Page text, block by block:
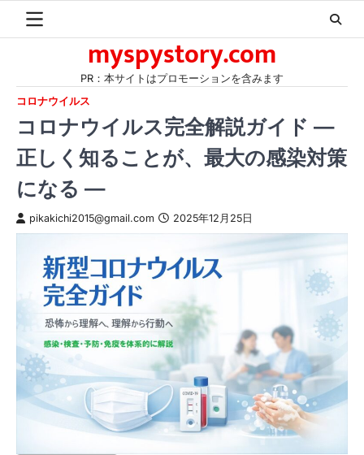
myspystory.com
PR：本サイトはプロモーションを含みます
コロナウイルス
コロナウイルス完全解説ガイド ―
正しく知ることが、最大の感染対策
になる ―
pikakichi2015@gmail.com 2025年12月25日